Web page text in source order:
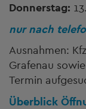
Donnerstag:
nur nach
Ausnahmen:
Grafenau
Termin
Überblick